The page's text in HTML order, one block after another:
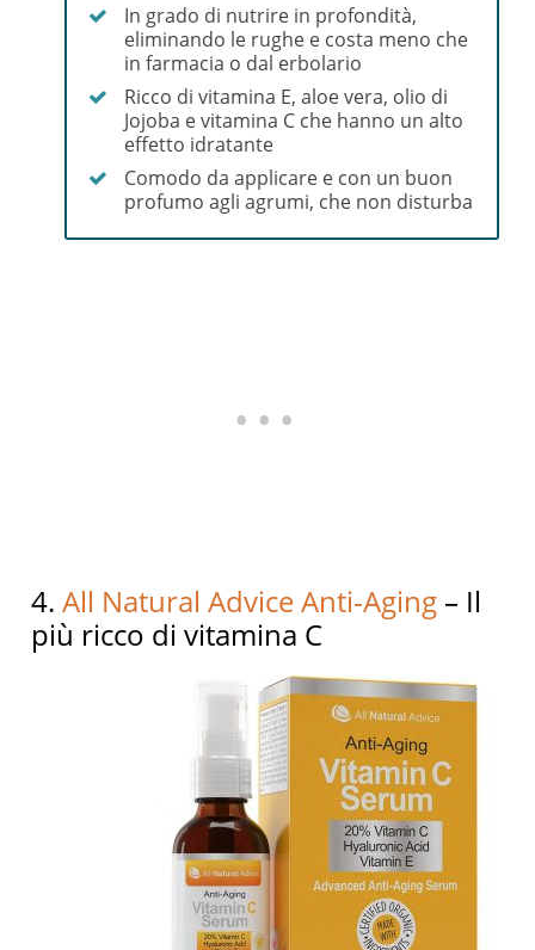
In grado di nutrire in profondità,
eliminando le rughe e costa meno che
in farmacia o dal erbolario
Ricco di vitamina E, aloe vera, olio di
Jojoba e vitamina C che hanno un alto
effetto idratante
Comodo da applicare e con un buon
profumo agli agrumi, che non disturba
4.All Natural Advice Anti-Aging – Il
più ricco di vitamina C